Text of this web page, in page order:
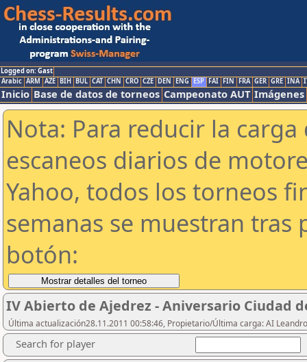
Logged on: Gast
Arabic ARM AZE BIH BUL CAT CHN CRO CZE DEN ENG ESP FAI FIN FRA GER GRE INA
Inicio Base de datos de torneos Campeonato AUT Imágenes
Nota: Para reducir la
escaneos diarios de
Yahoo, todos los torneos
semanas se muestran tras
botón:
IV Abierto de Ajedrez - Aniversario Ciudad
Última actualización28.11.2011 00:58:46, Propietario/Última carga: AI
Search for player